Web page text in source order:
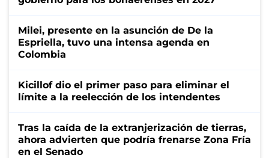
Milei, presente en la asunción de De la
Espriella, tuvo una intensa agenda en
Colombia
Kicillof dio el primer paso para eliminar el
límite a la reelección de los intendentes
Tras la caída de la extranjerización de tierras,
ahora advierten que podría frenarse Zona Fría
en el Senado